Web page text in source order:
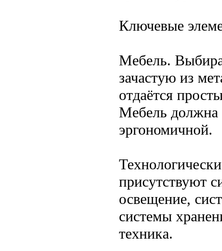
Ключевые
Мебель.
зачастую из
отдаётся
Мебель должна
эргономичной.
присутствуют
освещение,
системы
техника.